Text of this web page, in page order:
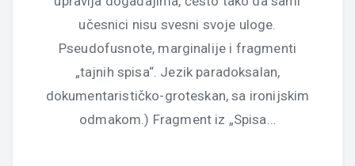
učesnici nisu svesni svoje uloge.
Pseudofusnote, marginalije i fragmenti
„tajnih spisa“. Jezik paradoksalan,
dokumentarističko-groteskan, sa ironijskim
odmakom.) Fragment iz „Spisa…